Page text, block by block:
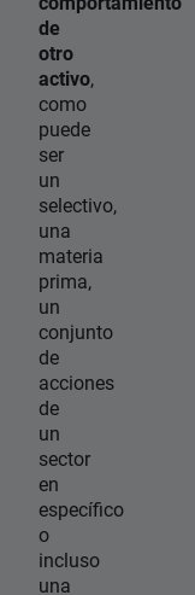
de
otro
activo,
como
puede
ser
un
selectivo,
una
materia
prima,
un
conjunto
de
acciones
de
un
sector
en
específico
o
incluso
una